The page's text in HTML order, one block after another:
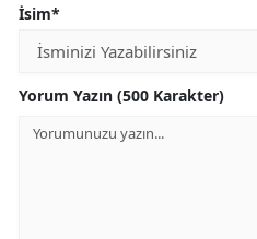
İsim*
Yorum Yazın (500 Karakter)